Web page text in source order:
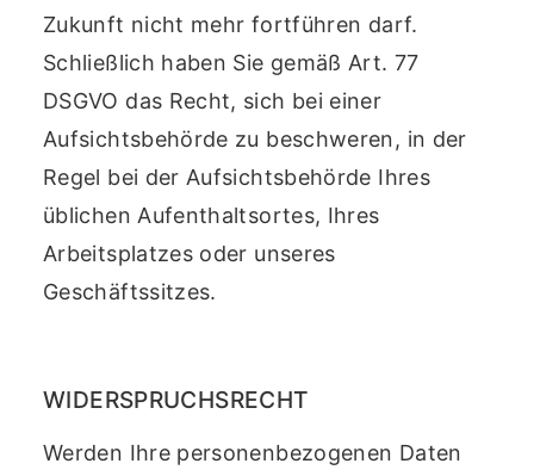
Zukunft nicht mehr fortführen darf.
Schließlich haben Sie gemäß Art. 77
DSGVO das Recht, sich bei einer
Aufsichtsbehörde zu beschweren, in der
Regel bei der Aufsichtsbehörde Ihres
üblichen Aufenthaltsortes, Ihres
Arbeitsplatzes oder unseres
Geschäftssitzes.
WIDERSPRUCHSRECHT
Werden Ihre personenbezogenen Daten